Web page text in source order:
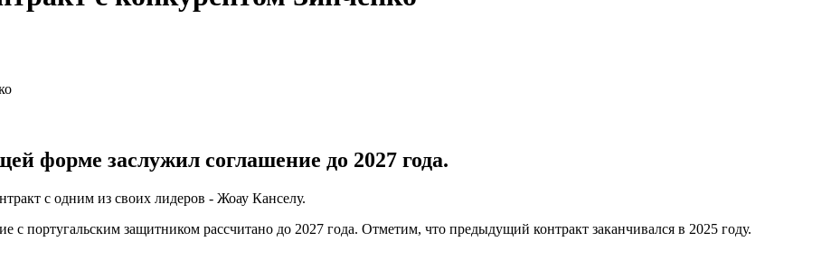
форме заслужил соглашение до 2027 года.
с одним из своих лидеров - Жоау Канселу.
португальским защитником рассчитано до 2027 года. Отметим, что предыдущий контракт заканчивался в 2025 году.